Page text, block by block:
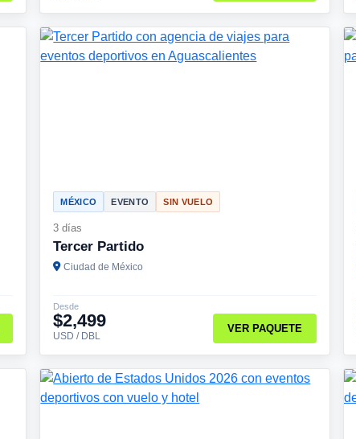
MÉXICO EVENTO SIN VUELO
3 días
Tercer Partido
Ciudad de México
Desde
$2,499
USD / DBL
VER PAQUETE